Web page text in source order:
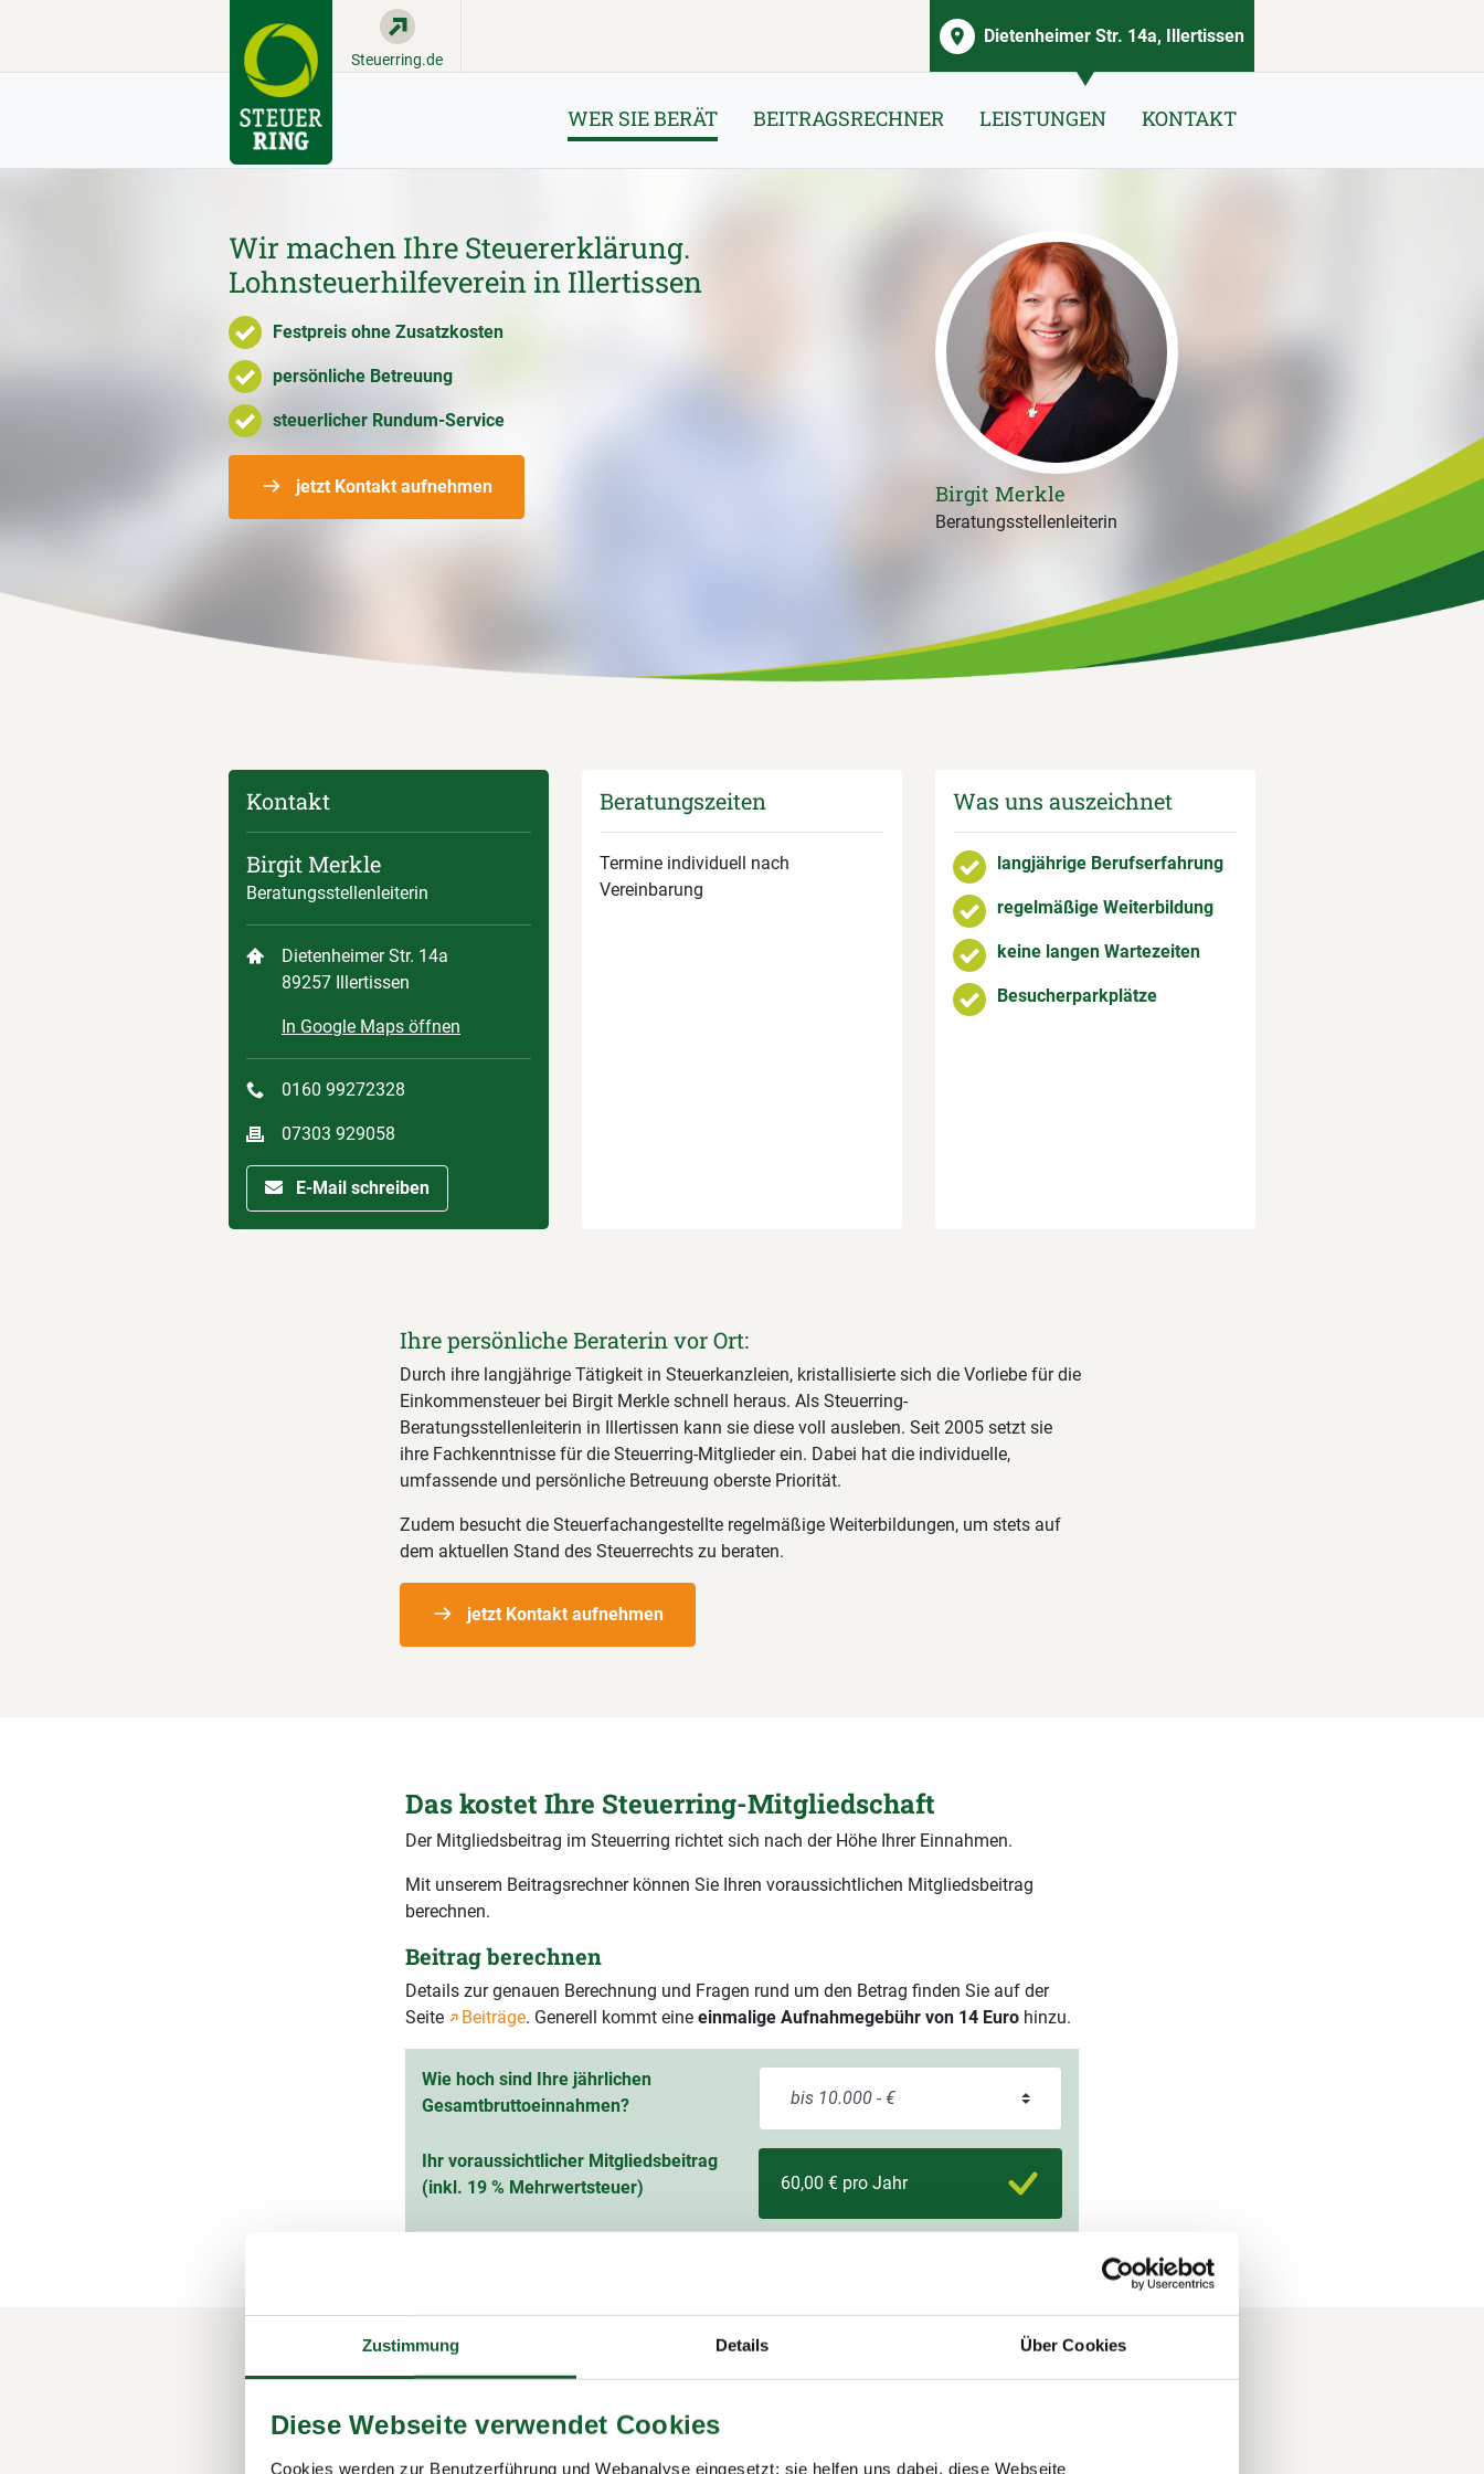
Zustimmung Details Über Cookies
Diese Webseite verwendet Cookies
Cookies werden zur Benutzerführung und Webanalyse eingesetzt; sie helfen uns dabei, diese Webseite
Steuerring.de
Dietenheimer Str. 14a, Illertissen
WER SIE BERÄT BEITRAGSRECHNER LEISTUNGEN KONTAKT
Wir machen Ihre Steuererklärung.
Lohnsteuerhilfeverein in Illertissen
Festpreis ohne Zusatzkosten
persönliche Betreuung
steuerlicher Rundum-Service
jetzt Kontakt aufnehmen Birgit Merkle
Beratungsstellenleiterin
Kontakt
Birgit Merkle
Beratungsstellenleiterin
Dietenheimer Str. 14a
89257 Illertissen
In Google Maps öffnen
0160 99272328
07303 929058
E-Mail schreiben
Beratungszeiten
Termine individuell nach
Vereinbarung
Was uns auszeichnet
langjährige Berufserfahrung
regelmäßige Weiterbildung
keine langen Wartezeiten
Besucherparkplätze
Ihre persönliche Beraterin vor Ort:
Durch ihre langjährige Tätigkeit in Steuerkanzleien, kristallisierte sich die Vorliebe für die
Einkommensteuer bei Birgit Merkle schnell heraus. Als Steuerring-
Beratungsstellenleiterin in Illertissen kann sie diese voll ausleben. Seit 2005 setzt sie
ihre Fachkenntnisse für die Steuerring-Mitglieder ein. Dabei hat die individuelle,
umfassende und persönliche Betreuung oberste Priorität.
Zudem besucht die Steuerfachangestellte regelmäßige Weiterbildungen, um stets auf
dem aktuellen Stand des Steuerrechts zu beraten.
jetzt Kontakt aufnehmen
Das kostet Ihre Steuerring-Mitgliedschaft
Der Mitgliedsbeitrag im Steuerring richtet sich nach der Höhe Ihrer Einnahmen.
Mit unserem Beitragsrechner können Sie Ihren voraussichtlichen Mitgliedsbeitrag
berechnen.
Beitrag berechnen
Details zur genauen Berechnung und Fragen rund um den Betrag finden Sie auf der
Seite
Beiträge. Generell kommt eine einmalige Aufnahmegebühr von 14 Euro hinzu.
Wie hoch sind Ihre jährlichen
Gesamtbruttoeinnahmen?
Ihr voraussichtlicher Mitgliedsbeitrag
(inkl. 19 % Mehrwertsteuer)
60,00 € pro Jahr
Steuerring
Der Steuerring e.V. (Lohnsteuerhilfeverein) ist mit rund 400.000 Mitgliedern und über